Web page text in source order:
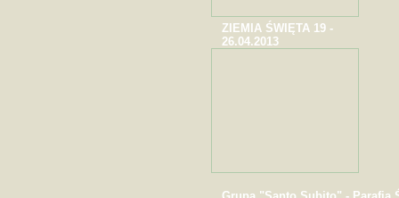
ZIEMIA ŚWIĘTA 19 -
26.04.2013